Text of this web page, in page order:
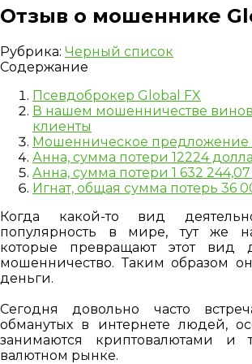
Отзыв о мошеннике
Рубрика: Черный список
Содержание
Псевдоброкер Global FX
В нашем мошенничестве
клиенты
Мошенническое предложение
Анна, сумма потери 12224
Анна, сумма потери 1 632
Игнат, общая сумма потерь 36
Когда какой-то вид
популярность в мире, тут же
которые превращают этот вид
мошенничество. Таким образом
деньги.
Сегодня довольно часто
обманутых в интернете людей,
занимаются криптовалютами и
валютном рынке.